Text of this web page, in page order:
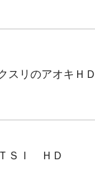
スリのアオキＨＤ
ＴＳＩ ＨＤ